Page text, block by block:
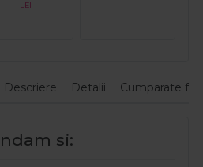
LEI
Descriere Detalii Cumparate
si: